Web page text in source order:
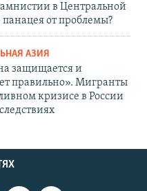
в Центральной
от проблемы?
АЗИЯ
защищается и
правильно». Мигранты
кризисе в России